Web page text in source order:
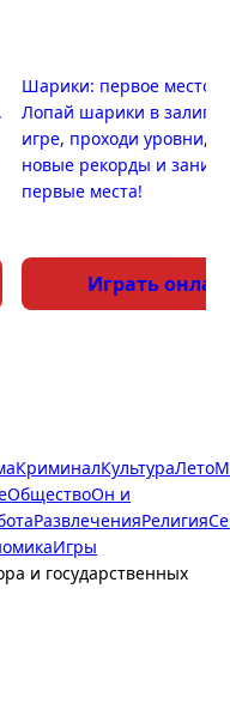
Шарики: первое место
Лопай шарики в
игре, проходи уровни,
новые рекорды и
первые места!
Играть
КриминалКультураЛето
ОбществоОн и
РазвлеченияРелигия
Игры
и государственных